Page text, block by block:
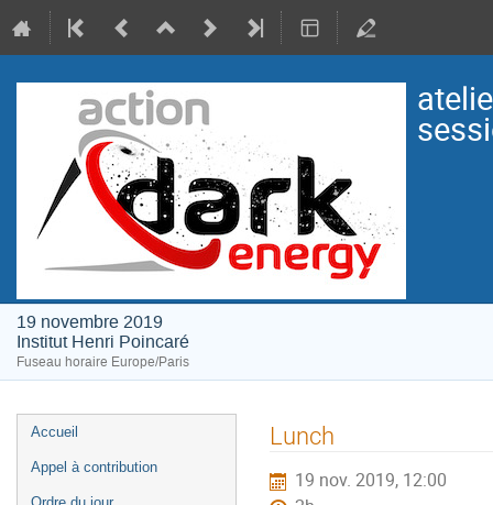
19 novembre 2019
Institut Henri Poincaré
Fuseau horaire Europe/Paris
Menu
de
Accueil
Appel à contribution
Lunch
19 nov. 2019, 12:00